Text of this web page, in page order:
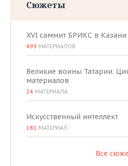
Сюжеты
XVI саммит БРИКС в Казани
499 МАТЕРИАЛОВ
Великие воины Татарии.
материалов
24 МАТЕРИАЛА
Искусственный интеллект
181 МАТЕРИАЛ
Все